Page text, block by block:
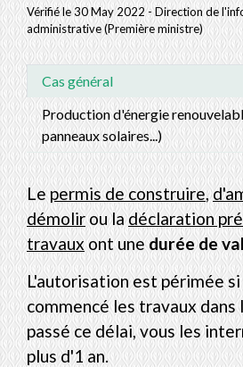
Vérifié le 30 May 2022 - Direction de
administrative (Première ministre)
Cas général
Production d'énergie
panneaux solaires...)
Le permis de construire,
démolirou ladéclaration
travauxont unedurée de
L'autorisation est périmée si
commencé les travaux dans
passé ce délai, vous les
plus d'1 an.